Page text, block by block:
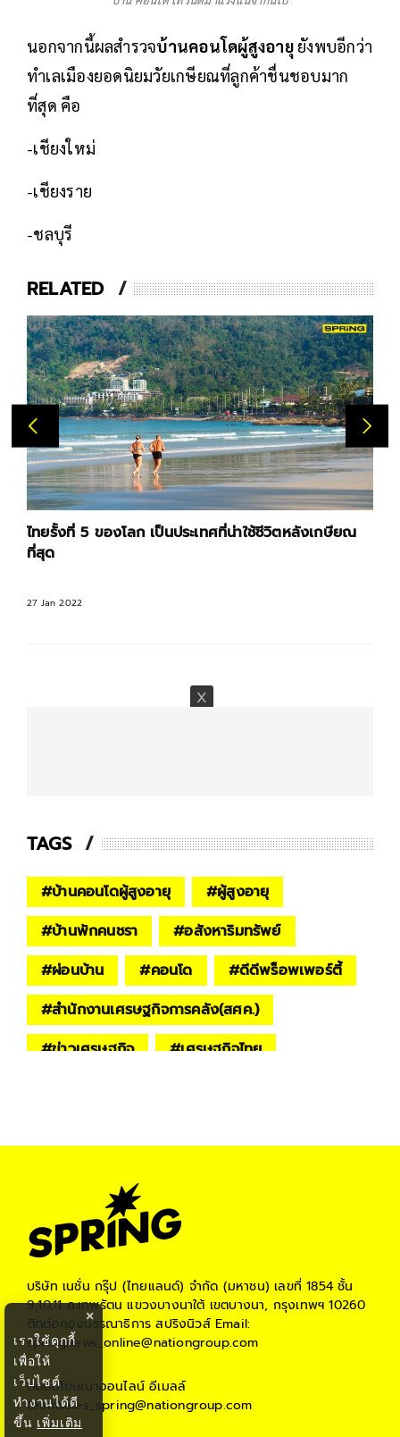
นอกจากนี้ผลสำรวจบ้านคอนโดผู้สูงอายุยังพบอีกว่า
ทำเลเมืองยอดนิยมวัยเกษียณที่ลูกค้าชื่นชอบมาก
ที่สุด คือ
-เชียงใหม่
-เชียงราย
-ชลบุรี
RELATED
ไทยรั้งที่ 5 ของโลก เป็นประเทศที่น่าใช้ชีวิตหลังเกษียณ
ที่สุด
27 Jan 2022
TAGS
#บ้านคอนโดผู้สูงอายุ #ผู้สูงอายุ
#บ้านพักคนชรา #อสังหาริมทรัพย์
#ผ่อนบ้าน #คอนโด #ดีดีพร็อพเพอร์ตี้
#สำนักงานเศรษฐกิจการคลัง(สศค.)
#ข่าวเศรษฐกิจ #เศรษฐกิจไทย
บริษัท เนชั่น กรุ๊ป (ไทยแลนด์) จำกัด (มหาชน) เลขที่ 1854 ชั้น
9,10,11 ถ.เทพรัตน แขวงบางนาใต้ เขตบางนา, กรุงเทพฯ 10260
ติดต่อกองบรรณาธิการ สปริงนิวส์Email:
springnews_online@nationgroup.com
ติดต่อโฆษณาออนไลน์ อีเมลล์
teamsales_spring@nationgroup.com
×
เราใช้คุกกี้
เพื่อให้
เว็บไซต์
ทำงานได้ดี
ขึ้น เพิ่มเติม